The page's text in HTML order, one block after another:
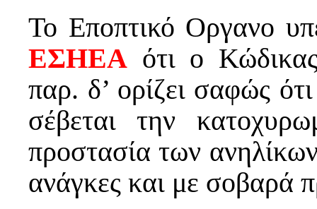
Το Εποπτικό Οργανο
ΕΣΗΕΑ ότι ο
παρ. δ’ ορίζει σαφώς
σέβεται την
προστασία των
ανάγκες και με σοβαρά